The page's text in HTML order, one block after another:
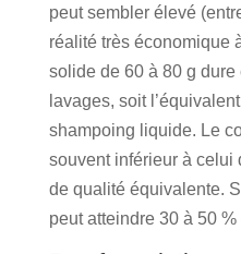
peut sembler élevé
réalité très économique
solide de 60 à 80 g
lavages, soit
shampoing liquide. Le
souvent inférieur à celui
de qualité équivalente.
peut atteindre 30 à 50